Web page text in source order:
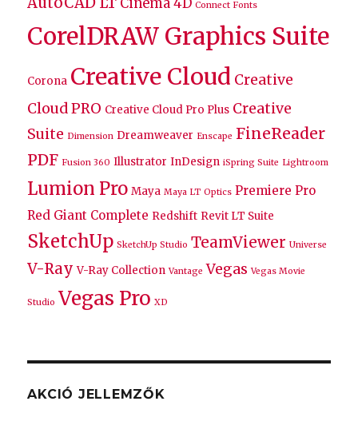
Connect Fonts
CorelDRAW Graphics Suite
Corona Creative Cloud Creative
Cloud PRO Creative Cloud Pro Plus Creative
Suite Dimension Dreamweaver Enscape FineReader
PDF Fusion 360 Illustrator InDesign iSpring Suite Lightroom
Lumion Pro Maya Maya LT Optics Premiere Pro
Red Giant Complete Redshift Revit LT Suite
SketchUp SketchUp Studio TeamViewer Universe
V-Ray V-Ray Collection Vantage Vegas Vegas Movie
Studio Vegas Pro XD
AKCIÓ JELLEMZŐK